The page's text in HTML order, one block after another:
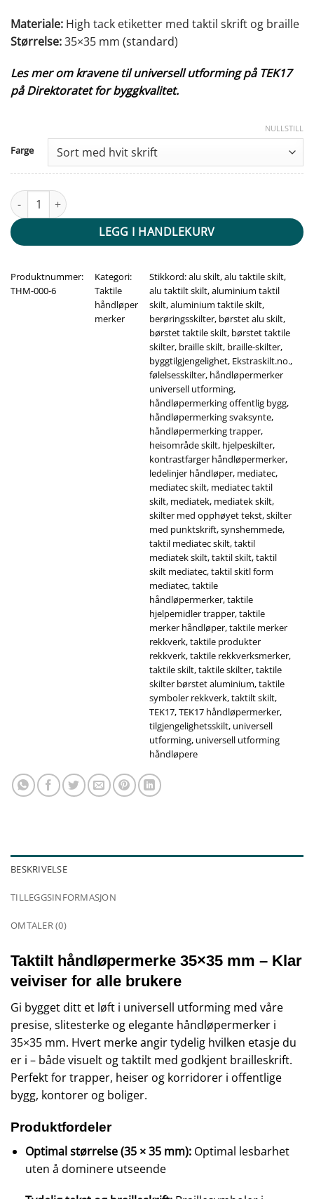
Materiale: High tack etiketter med taktil skrift og braille
Størrelse:35×35 mm (standard)
Les mer om kravene til universell utforming på TEK17
på Direktoratet for byggkvalitet.
Farge
NULLSTILL
Taktile håndløper merker - 6 - velg farge antall
LEGG I HANDLEKURV
Produktnummer:
THM-000-6
Kategori:
Taktile
håndløper
merker
Stikkord:alu skilt,alu taktile skilt,
alu taktilt skilt,aluminium taktil
skilt,aluminium taktile skilt,
berøringsskilter, børstet alu skilt,
børstet taktile skilt, børstet taktile
skilter, braille skilt, braille-skilter,
byggtilgjengelighet, Ekstraskilt.no.,
følelsesskilter, håndløpermerker
universell utforming,
håndløpermerking offentlig bygg,
håndløpermerking svaksynte,
håndløpermerking trapper,
heisområde skilt, hjelpeskilter,
kontrastfarger håndløpermerker,
ledelinjer håndløper, mediatec,
mediatec skilt, mediatec taktil
skilt, mediatek, mediatek skilt,
skilter med opphøyet tekst,skilter
med punktskrift,synshemmede,
taktil mediatec skilt,taktil
mediatek skilt,taktil skilt,taktil
skilt mediatec,taktil skitl form
mediatec,taktile
håndløpermerker,taktile
hjelpemidler trapper,taktile
merker håndløper,taktile merker
rekkverk,taktile produkter
rekkverk,taktile rekkverksmerker,
taktile skilt,taktile skilter,taktile
skilter børstet aluminium,taktile
symboler rekkverk,taktilt skilt,
TEK17,TEK17 håndløpermerker,
tilgjengelighetsskilt, universell
utforming, universell utforming
håndløpere
BESKRIVELSE
TILLEGGSINFORMASJON
OMTALER (0)
Taktilt håndløpermerke 35×35 mm – Klar
veiviser for alle brukere
Gi bygget ditt et løft i universell utforming med våre
presise, slitesterke og elegante håndløpermerker i
35×35 mm. Hvert merke angir tydelig hvilken etasje du
er i – både visuelt og taktilt med godkjent brailleskrift.
Perfekt for trapper, heiser og korridorer i offentlige
bygg, kontorer og boliger.
Produktfordeler
Optimal størrelse (35 × 35 mm):Optimal lesbarhet
uten å dominere utseende